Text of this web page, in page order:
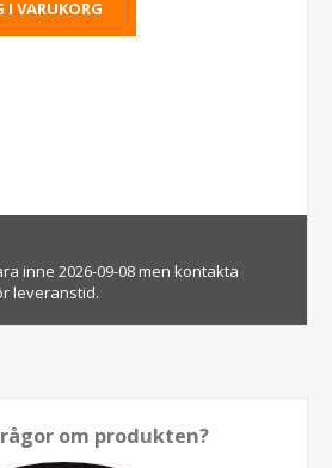
inne 2026-09-08 men kontakta
leveranstid.
om produkten?